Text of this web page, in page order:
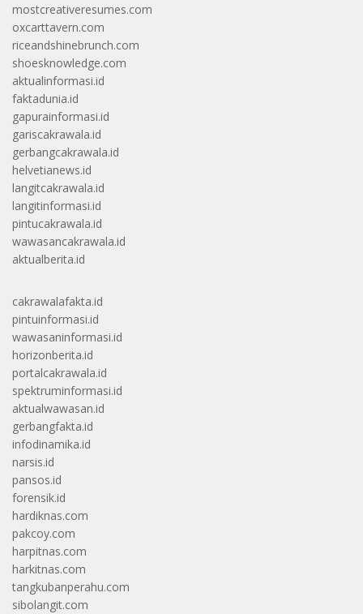
mostcreativeresumes.com
oxcarttavern.com
riceandshinebrunch.com
shoesknowledge.com
aktualinformasi.id
faktadunia.id
gapurainformasi.id
gariscakrawala.id
gerbangcakrawala.id
helvetianews.id
langitcakrawala.id
langitinformasi.id
pintucakrawala.id
wawasancakrawala.id
aktualberita.id
cakrawalafakta.id
pintuinformasi.id
wawasaninformasi.id
horizonberita.id
portalcakrawala.id
spektruminformasi.id
aktualwawasan.id
gerbangfakta.id
infodinamika.id
narsis.id
pansos.id
forensik.id
hardiknas.com
pakcoy.com
harpitnas.com
harkitnas.com
tangkubanperahu.com
sibolangit.com